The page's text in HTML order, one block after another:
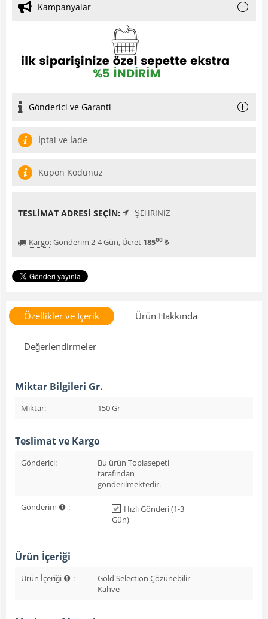
Kampanyalar
Gönderici ve Garanti
İptal ve İade
Kupon Kodunuz
TESLIMAT ADRESI SEÇIN: ŞEHRINIZ
Kargo:Gönderim 2-4 Gün, Ücret 18500 ₺
Özellikler ve İçerik Ürün Hakkında
Değerlendirmeler
Miktar Bilgileri Gr.
Miktar: 150 Gr
Teslimat ve Kargo
Gönderici:
Bu ürün Toplasepeti
tarafından
gönderilmektedir.
Gönderim :
Hızlı Gönderi (1-3
Gün)
Ürün İçeriği
Ürün İçeriği :
Gold Selection Çözünebilir
Kahve